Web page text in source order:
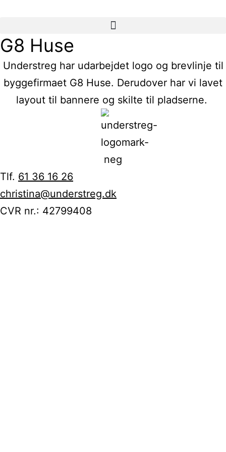
G8 Huse
Understreg har udarbejdet logo og brevlinje til
byggefirmaet G8 Huse. Derudover har vi lavet
layout til bannere og skilte til pladserne.
Tlf. 61 36 16 26
christina@understreg.dk
CVR nr.: 42799408